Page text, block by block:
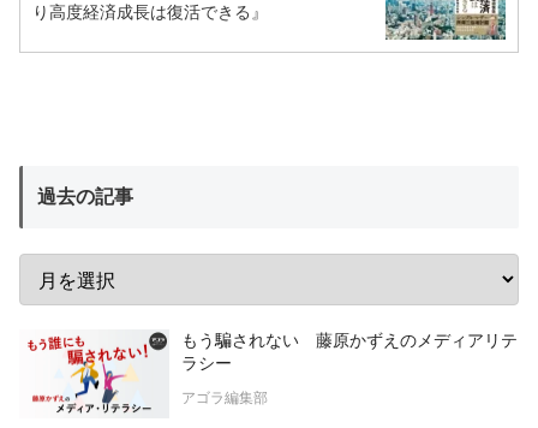
り高度経済成長は復活できる』
過去の記事
もう騙されない 藤原かずえのメディアリテ
ラシー
アゴラ編集部